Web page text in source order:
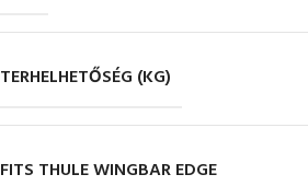
TERHELHETŐSÉG (KG)
FITS THULE WINGBAR EDGE